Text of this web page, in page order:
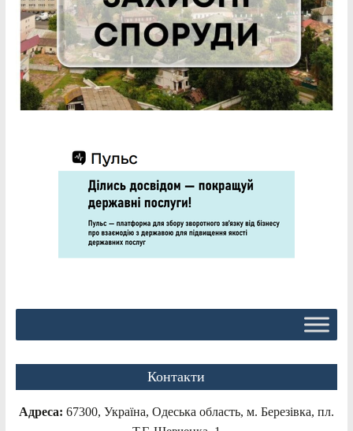
Контакти
Адреса: 67300, Україна, Одеська область, м. Березівка, пл.